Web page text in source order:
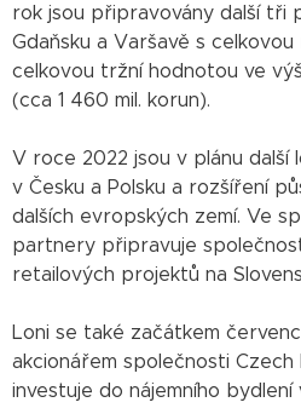
rok jsou připravovány další tři
Gdaňsku a Varšavě s
celkovou tržní hodnotou ve
(cca 1 460 mil. korun).
V roce 2022 jsou v plánu další
v Česku a Polsku a rozšíření
dalších evropských zemí. Ve
partnery připravuje
retailových projektů na
Loni se také začátkem
akcionářem společnosti Czech
investuje do nájemního